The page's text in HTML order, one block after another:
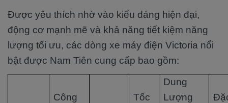
Được yêu thích nhờ vào kiểu dáng hiện đại,
động cơ mạnh mẽ và khả năng tiết kiệm năng
lượng tối ưu, các dòng xe máy điện Victoria nổi
bật được Nam Tiên cung cấp bao gồm:
Công
Tốc
Dung
Lượng